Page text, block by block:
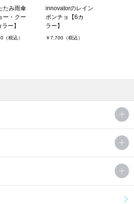
たみ雨傘
ー・クー
ー】
（税込）
innovatorのレイン
ポンチョ【6カ
ラー】
￥7,700（税込）